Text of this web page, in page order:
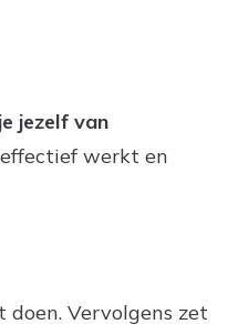
jezelf van
werkt en
Vervolgens zet